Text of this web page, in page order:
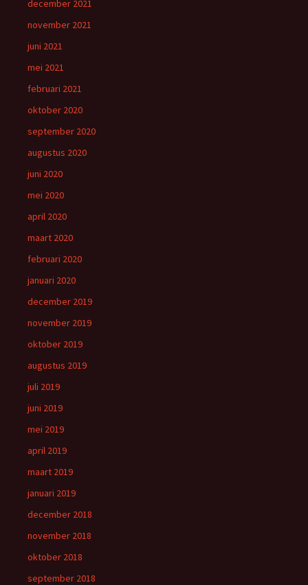
december 2021
november 2021
juni 2021
mei 2021
februari 2021
oktober 2020
september 2020
augustus 2020
juni 2020
mei 2020
april 2020
maart 2020
februari 2020
januari 2020
december 2019
november 2019
oktober 2019
augustus 2019
juli 2019
juni 2019
mei 2019
april 2019
maart 2019
januari 2019
december 2018
november 2018
oktober 2018
september 2018